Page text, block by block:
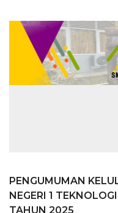
PENGUMUMAN
NEGERI 1
TAHUN 2025